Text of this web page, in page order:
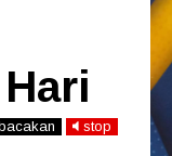
stop